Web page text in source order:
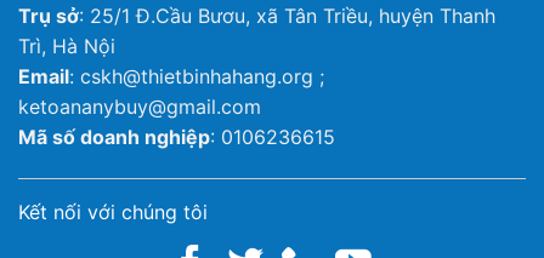
Trụ sở: 25/1 Đ.Cầu Bươu, xã Tân Triều, huyện Thanh
Trì, Hà Nội
Email: cskh@thietbinhahang.org ;
ketoananybuy@gmail.com
Mã số doanh nghiệp: 0106236615
Kết nối với chúng tôi